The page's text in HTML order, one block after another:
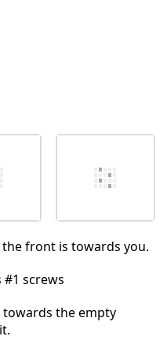
front is towards you.
#1 screws
towards the empty